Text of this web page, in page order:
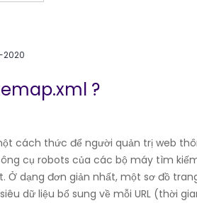
?
cách thức để người quản trị web
cụ robots của các bộ máy tìm
Ở dạng đơn giản nhất, một sơ đồ
dữ liệu bổ sung về mỗi URL (thời